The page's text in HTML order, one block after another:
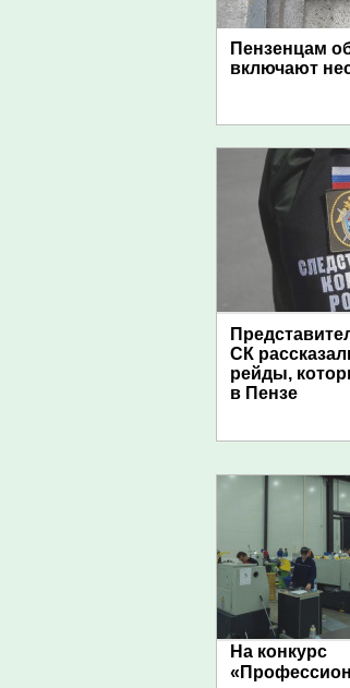
Пензенцам
включают
СК
рейды,
в Пензе
На конкурс